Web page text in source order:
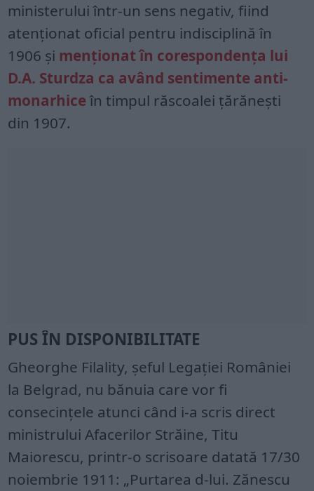
ministerului într-un sens negativ, fiind
atenționat oficial pentru indisciplină în
1906 și menționat în corespondența lui
D.A. Sturdza ca având sentimente anti-
monarhiceîn timpul răscoalei țărănești
din 1907.
PUS ÎN DISPONIBILITATE
Gheorghe Filality, șeful Legației României
la Belgrad, nu bănuia care vor fi
consecințele atunci când i-a scris direct
ministrului Afacerilor Străine, Titu
Maiorescu, printr-o scrisoare datată 17/30
noiembrie 1911: „Purtarea d-lui. Zănescu